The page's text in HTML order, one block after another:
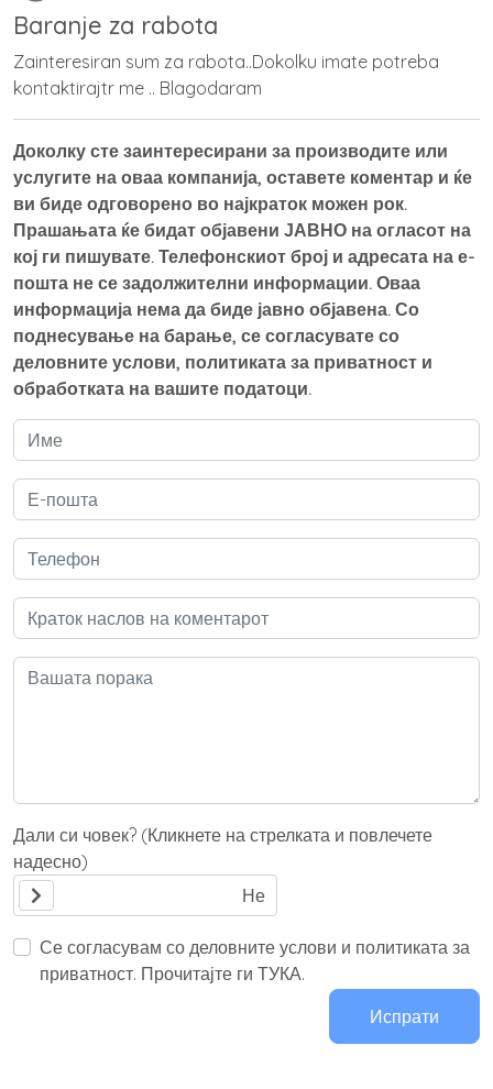
Baranje za rabota
Zainteresiran sum za rabota..Dokolku imate potreba
kontaktirajtr me .. Blagodaram
Доколку сте заинтересирани за производите или
услугите на оваа компанија, оставете коментар и ќе
ви биде одговорено во најкраток можен рок.
Прашањата ќе бидат објавени ЈАВНО на огласот на
кој ги пишувате. Телефонскиот број и адресата на е-
пошта не се задолжителни информации. Оваа
информација нема да биде јавно објавена. Со
поднесување на барање, се согласувате со
деловните услови, политиката за приватност и
обработката на вашите податоци.
Дали си човек? (Кликнете на стрелката и повлечете
надесно)
Се согласувам со деловните услови и политиката за
приватност. Прочитајте ги ТУКА.
Испрати